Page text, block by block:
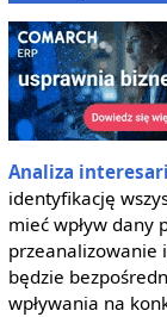
Analiza
identyfikację
mieć wpływ dany
przeanalizowanie
będzie
wpływania na